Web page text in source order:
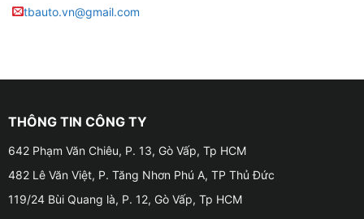
tbauto.vn@gmail.com
THÔNG TIN CÔNG TY
642 Phạm Văn Chiêu, P. 13, Gò Vấp, Tp HCM
482 Lê Văn Việt, P. Tăng Nhơn Phú A, TP Thủ Đức
119/24 Bùi Quang là, P. 12, Gò Vấp, Tp HCM